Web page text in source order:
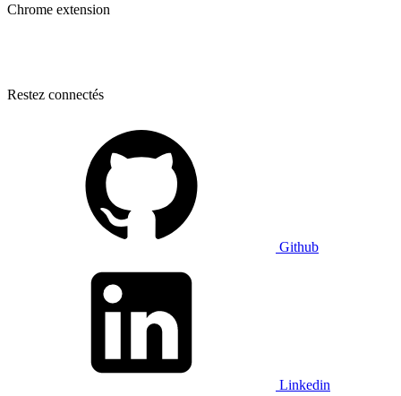
Chrome extension
Restez connectés
Github
Linkedin